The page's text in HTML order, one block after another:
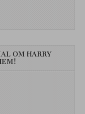
OM HARRY